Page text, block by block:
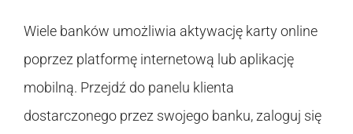
Wiele banków umożliwia aktywację karty online
poprzez platformę internetową lub aplikację
mobilną. Przejdź do panelu klienta
dostarczonego przez swojego banku, zaloguj się